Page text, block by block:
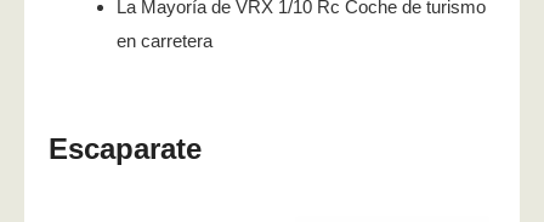
La Mayoría de VRX 1/10 Rc Coche de turismo
en carretera
Escaparate